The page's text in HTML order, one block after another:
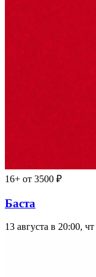
16+ от 3500 ₽
Баста
13 августа в 20:00, чт